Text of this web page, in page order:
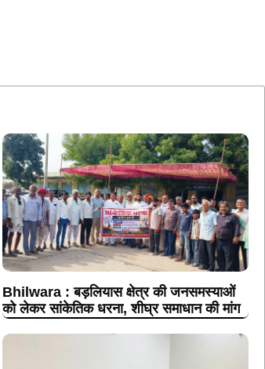
Bhilwara : बड़लियास क्षेत्र की जनसमस्याओं
को लेकर सांकेतिक धरना, शीघ्र समाधान की मांग